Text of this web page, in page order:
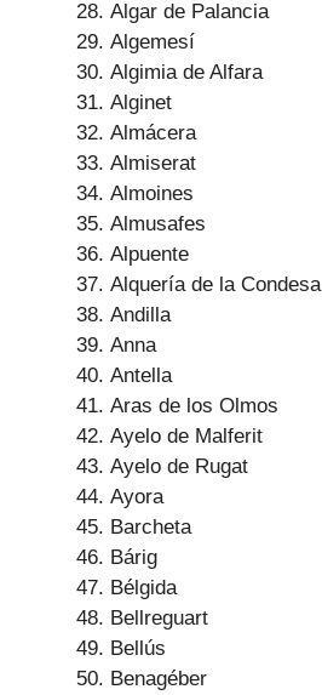
Algar de Palancia
Algemesí
Algimia de Alfara
Alginet
Almácera
Almiserat
Almoines
Almusafes
Alpuente
Alquería de la Condesa
Andilla
Anna
Antella
Aras de los Olmos
Ayelo de Malferit
Ayelo de Rugat
Ayora
Barcheta
Bárig
Bélgida
Bellreguart
Bellús
Benagéber